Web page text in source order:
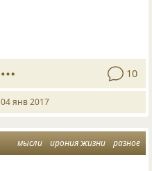
10
04 янв 2017
мысли ирония жизни разное